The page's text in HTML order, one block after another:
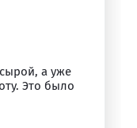
а уже
Это было